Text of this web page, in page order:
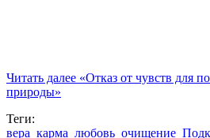
Читать далее «Отказ от чувств для
природы»
Теги:
вера карма любовь очищение